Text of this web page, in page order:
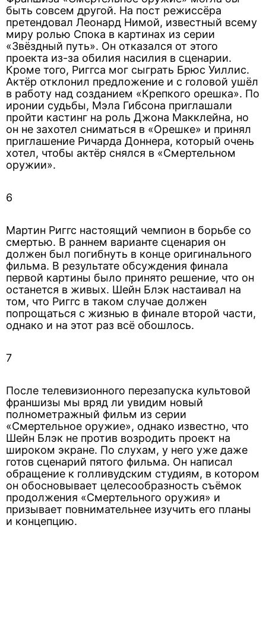
быть совсем другой. На пост режиссёра
претендовал Леонард Нимой, известный всему
миру ролью Спока в картинах из серии
«Звёздный путь». Он отказался от этого
проекта из-за обилия насилия в сценарии.
Кроме того, Риггса мог сыграть Брюс Уиллис.
Актёр отклонил предложение и с головой ушёл
в работу над созданием «Крепкого орешка». По
иронии судьбы, Мэла Гибсона приглашали
пройти кастинг на роль Джона Макклейна, но
он не захотел сниматься в «Орешке» и принял
приглашение Ричарда Доннера, который очень
хотел, чтобы актёр снялся в «Смертельном
оружии».
6
Мартин Риггс настоящий чемпион в борьбе со
смертью. В раннем варианте сценария он
должен был погибнуть в конце оригинального
фильма. В результате обсуждения финала
первой картины было принято решение, что он
останется в живых. Шейн Блэк настаивал на
том, что Риггс в таком случае должен
попрощаться с жизнью в финале второй части,
однако и на этот раз всё обошлось.
7
После телевизионного перезапуска культовой
франшизы мы вряд ли увидим новый
полнометражный фильм из серии
«Смертельное оружие», однако известно, что
Шейн Блэк не против возродить проект на
широком экране. По слухам, у него уже даже
готов сценарий пятого фильма. Он написал
обращение к голливудским студиям, в котором
он обосновывает целесообразность съёмок
продолжения «Смертельного оружия» и
призывает повнимательнее изучить его планы
и концепцию.